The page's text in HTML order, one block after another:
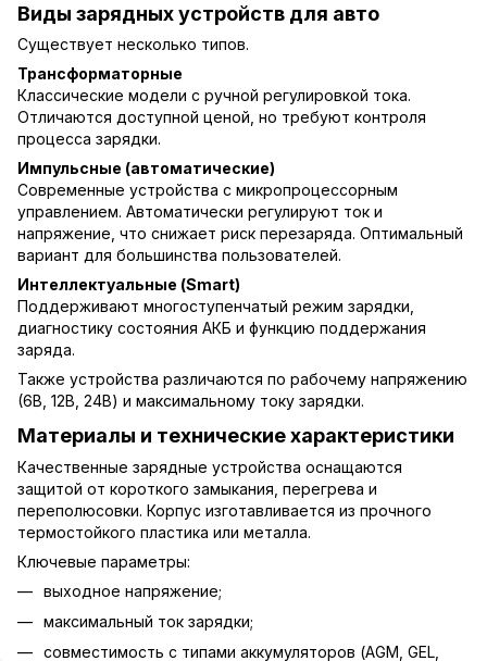
Виды зарядных устройств для авто
Существует несколько типов.
Трансформаторные
Классические модели с ручной регулировкой тока.
Отличаются доступной ценой, но требуют контроля
процесса зарядки.
Импульсные (автоматические)
Современные устройства с микропроцессорным
управлением. Автоматически регулируют ток и
напряжение, что снижает риск перезаряда. Оптимальный
вариант для большинства пользователей.
Интеллектуальные (Smart)
Поддерживают многоступенчатый режим зарядки,
диагностику состояния АКБ и функцию поддержания
заряда.
Также устройства различаются по рабочему напряжению
(6В, 12В, 24В) и максимальному току зарядки.
Материалы и технические характеристики
Качественные зарядные устройства оснащаются
защитой от короткого замыкания, перегрева и
переполюсовки. Корпус изготавливается из прочного
термостойкого пластика или металла.
Ключевые параметры:
выходное напряжение;
максимальный ток зарядки;
совместимость с типами аккумуляторов (AGM, GEL,